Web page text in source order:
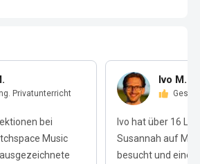
Privatunterricht
bei
Music
Ivo M.
Ivo hat über 16
Susannah auf
besucht und eine